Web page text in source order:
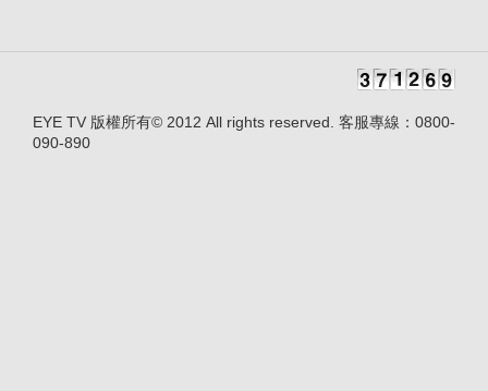
EYE TV 版權所有© 2012 All rights reserved. 客服專線：0800-
090-890